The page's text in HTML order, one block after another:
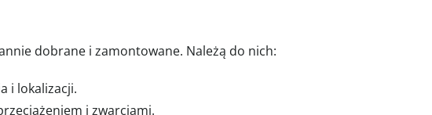
dobrane i zamontowane. Należą do nich:
i lokalizacji.
i zwarciami.